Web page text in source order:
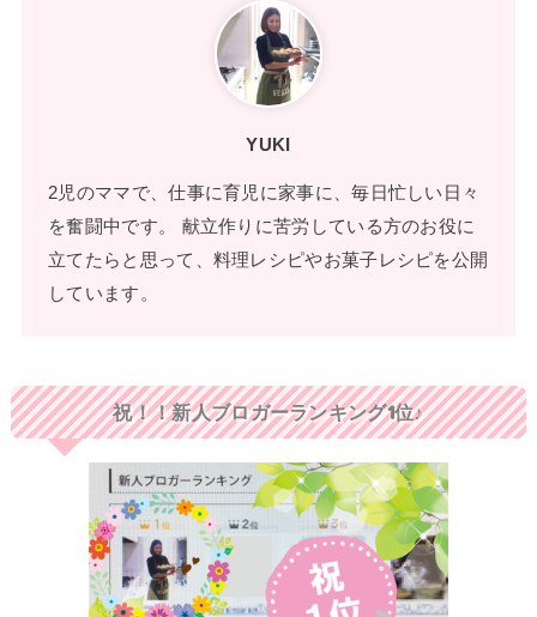
YUKI
2児のママで、仕事に育児に家事に、毎日忙しい日々
を奮闘中です。 献立作りに苦労している方のお役に
立てたらと思って、料理レシピやお菓子レシピを公開
しています。
祝！！新人ブロガーランキング1位♪